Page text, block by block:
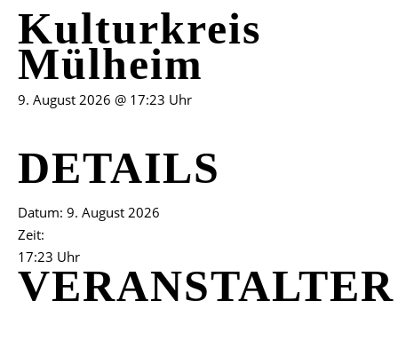
Kulturkreis
Mülheim
9. August 2026 @ 17:23 Uhr
DETAILS
Datum: 9. August 2026
Zeit:
17:23 Uhr
VERANSTALTER